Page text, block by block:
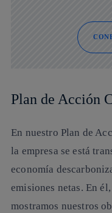
Plan de Acción
En nuestro Plan de
la empresa se está
economía
emisiones netas. En
mostramos nuestros